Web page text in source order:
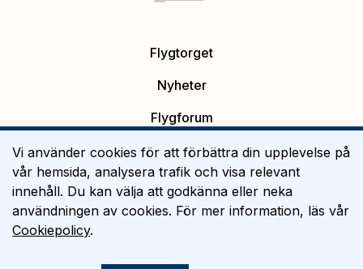
Flygtorget
Nyheter
Flygforum
Platsannonser
Flygutbildning
Om Flygtorget
Vi använder cookies för att förbättra din upplevelse på
vår hemsida, analysera trafik och visa relevant
innehåll. Du kan välja att godkänna eller neka
användningen av cookies. För mer information, läs vår
Cookiepolicy.